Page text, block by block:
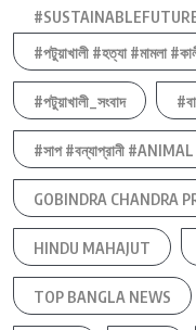
#পটুয়াখালী #হত্যা #মামলা
#পটুয়াখালী_সংবাদ
#সাপ #বন্যাপ্রানী
GOBINDRA CHANDRA
HINDU MAHAJUT
TOP BANGLA NEWS